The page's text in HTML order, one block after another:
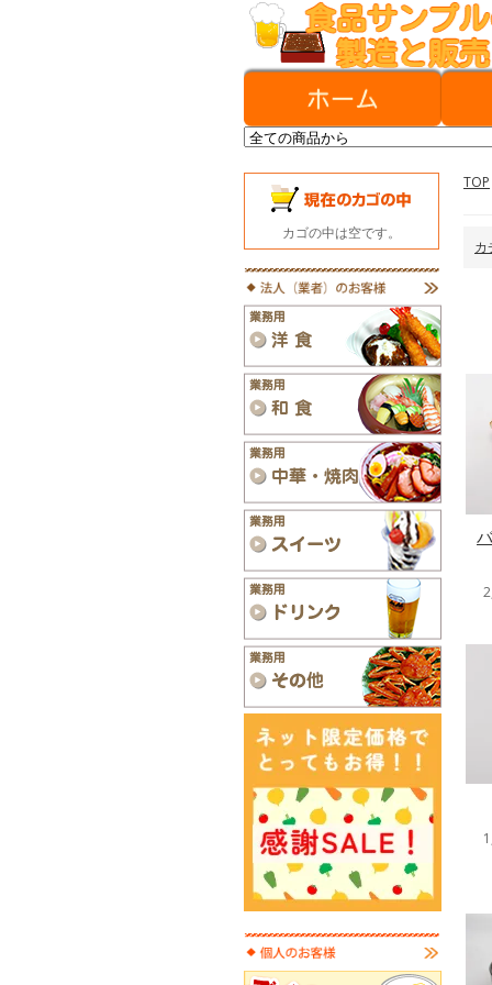
TOP
カ
カゴの中は空です。